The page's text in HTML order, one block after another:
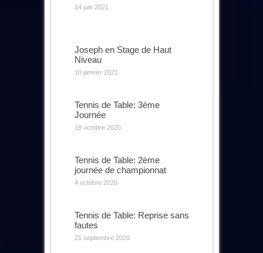
14 juin 2021
Joseph en Stage de Haut
Niveau
10 janvier 2021
Tennis de Table: 3ème
Journée
19 octobre 2020
Tennis de Table: 2ème
journée de championnat
4 octobre 2020
Tennis de Table: Reprise sans
fautes
21 septembre 2020